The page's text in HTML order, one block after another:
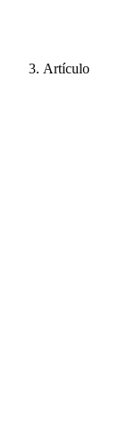
Artículo